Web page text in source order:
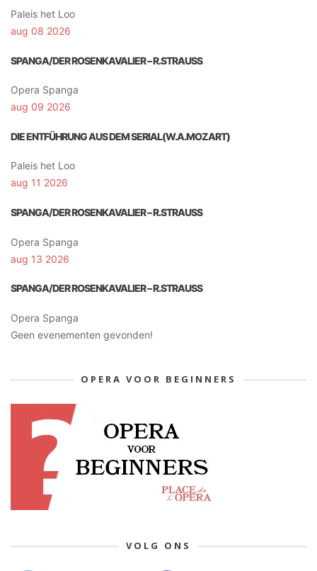
Paleis het Loo
aug 08 2026
SPANGA/DER ROSENKAVALIER – R.STRAUSS
Opera Spanga
aug 09 2026
DIE ENTFÜHRUNG AUS DEM SERIAL(W.A.MOZART)
Paleis het Loo
aug 11 2026
SPANGA/DER ROSENKAVALIER – R.STRAUSS
Opera Spanga
aug 13 2026
SPANGA/DER ROSENKAVALIER – R.STRAUSS
Opera Spanga
Geen evenementen gevonden!
OPERA VOOR BEGINNERS
VOLG ONS